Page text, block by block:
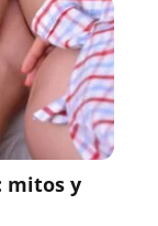
mitos y